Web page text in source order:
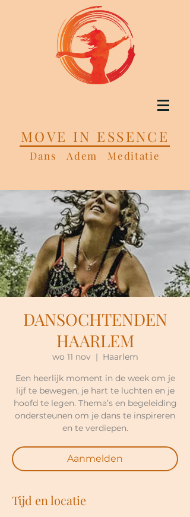
MOVE IN ESSENCE
Dans Adem Meditatie
DANSOCHTENDEN
HAARLEM
wo 11 nov
  |
Haarlem
Een heerlijk moment in de week om je
lijf te bewegen, je hart te luchten en je
hoofd te legen. Thema’s en begeleiding
ondersteunen om je dans te inspireren
en te verdiepen.
Aanmelden
Tijd en locatie